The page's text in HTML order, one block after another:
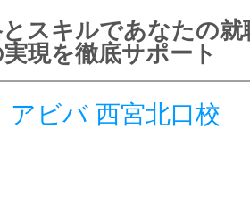
グッドスク
掲載のお問
とスキルであなたの就
現を徹底サポート
アビバ 西宮北口校